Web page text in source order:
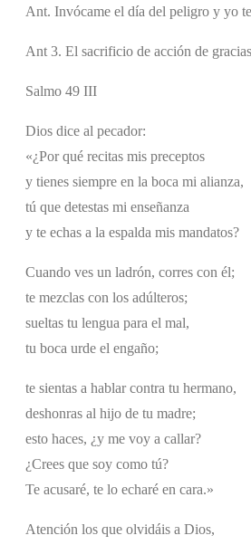
Ant. Invócame el día del peligro y yo
Ant 3. El sacrificio de acción de
Salmo 49 III
Dios dice al pecador:
«¿Por qué recitas mis preceptos
y tienes siempre en la boca mi alianza,
tú que detestas mi enseñanza
y te echas a la espalda mis mandatos?
Cuando ves un ladrón, corres con él;
te mezclas con los adúlteros;
sueltas tu lengua para el mal,
tu boca urde el engaño;
te sientas a hablar contra tu hermano,
deshonras al hijo de tu madre;
esto haces, ¿y me voy a callar?
¿Crees que soy como tú?
Te acusaré, te lo echaré en cara.»
Atención los que olvidáis a Dios,